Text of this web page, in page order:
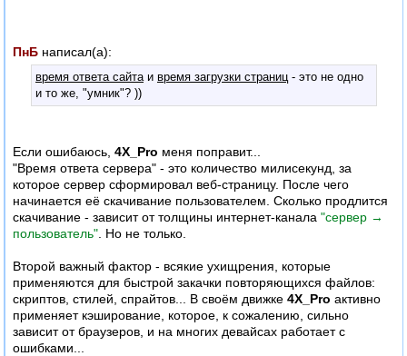
ПнБ написал(а):
время ответа сайта и время загрузки страниц - это не одно
и то же, "умник"? ))
Если ошибаюсь, 4X_Pro меня поправит...
"Время ответа сервера" - это количество милисекунд, за
которое сервер сформировал веб-страницу. После чего
начинается её скачивание пользователем. Сколько продлится
скачивание - зависит от толщины интернет-канала "сервер →
пользователь" . Но не только.
Второй важный фактор - всякие ухищрения, которые
применяются для быстрой закачки повторяющихся файлов:
скриптов, стилей, спрайтов... В своём движке 4X_Pro активно
применяет кэширование, которое, к сожалению, сильно
зависит от браузеров, и на многих девайсах работает с
ошибками...